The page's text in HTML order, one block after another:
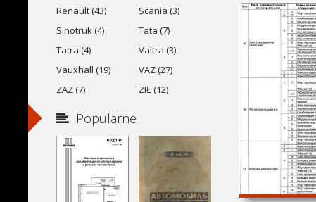
Renault (43)
Scania (3)
Sinotruk (4)
Tata (7)
Tatra (4)
Valtra (3)
Vauxhall (19)
VAZ (27)
ZAZ (7)
ZIŁ (12)
Popularne